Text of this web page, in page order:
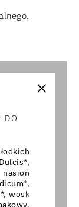
×
DO
wosk